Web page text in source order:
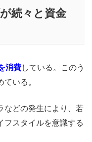
続々と資金
消費している。このう
いる。
などの発生により、若
フスタイルを意識する